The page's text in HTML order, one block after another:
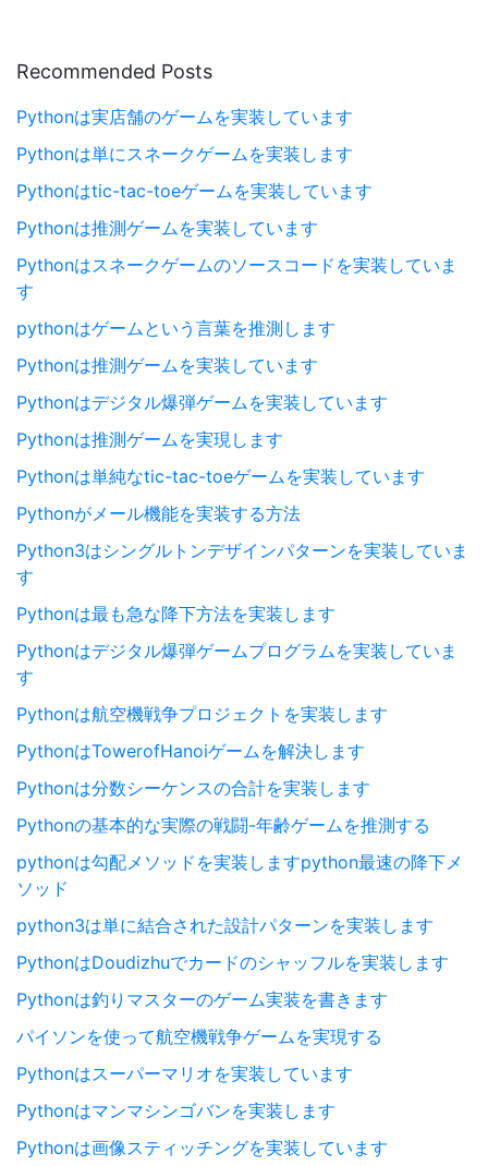
Recommended Posts
Pythonは実店舗のゲームを実装しています
Pythonは単にスネークゲームを実装します
Pythonはtic-tac-toeゲームを実装しています
Pythonは推測ゲームを実装しています
Pythonはスネークゲームのソースコードを実装していま
す
pythonはゲームという言葉を推測します
Pythonは推測ゲームを実装しています
Pythonはデジタル爆弾ゲームを実装しています
Pythonは推測ゲームを実現します
Pythonは単純なtic-tac-toeゲームを実装しています
Pythonがメール機能を実装する方法
Python3はシングルトンデザインパターンを実装していま
す
Pythonは最も急な降下方法を実装します
Pythonはデジタル爆弾ゲームプログラムを実装していま
す
Pythonは航空機戦争プロジェクトを実装します
PythonはTowerofHanoiゲームを解決します
Pythonは分数シーケンスの合計を実装します
Pythonの基本的な実際の戦闘-年齢ゲームを推測する
pythonは勾配メソッドを実装しますpython最速の降下メ
ソッド
python3は単に結合された設計パターンを実装します
PythonはDoudizhuでカードのシャッフルを実装します
Pythonは釣りマスターのゲーム実装を書きます
パイソンを使って航空機戦争ゲームを実現する
Pythonはスーパーマリオを実装しています
Pythonはマンマシンゴバンを実装します
Pythonは画像スティッチングを実装しています